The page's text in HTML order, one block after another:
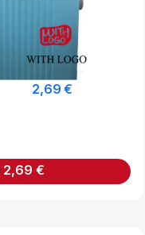
2,69€
2,69 €